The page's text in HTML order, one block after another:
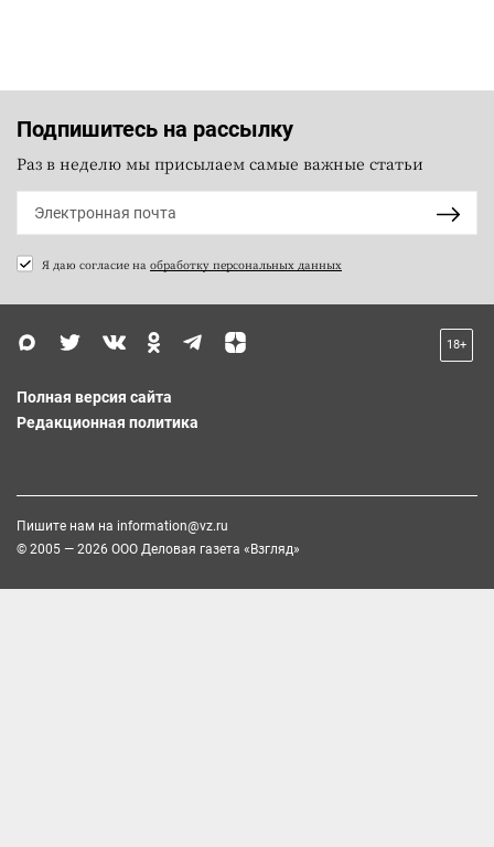
Подпишитесь на рассылку
Раз в неделю мы присылаем самые важные статьи
Я даю согласие на обработку персональных данных
18+
Полная версия сайта
Редакционная политика
Пишите нам на information@vz.ru
© 2005 — 2026 ООО Деловая газета «Взгляд»